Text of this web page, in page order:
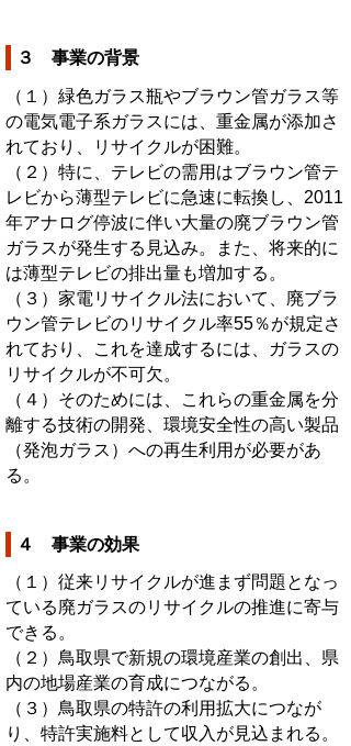
３ 事業の背景
（１）緑色ガラス瓶やブラウン管ガラス等
の電気電子系ガラスには、重金属が添加さ
れており、リサイクルが困難。
（２）特に、テレビの需用はブラウン管テ
レビから薄型テレビに急速に転換し、2011
年アナログ停波に伴い大量の廃ブラウン管
ガラスが発生する見込み。また、将来的に
は薄型テレビの排出量も増加する。
（３）家電リサイクル法において、廃ブラ
ウン管テレビのリサイクル率55％が規定さ
れており、これを達成するには、ガラスの
リサイクルが不可欠。
（４）そのためには、これらの重金属を分
離する技術の開発、環境安全性の高い製品
（発泡ガラス）への再生利用が必要があ
る。
４ 事業の効果
（１）従来リサイクルが進まず問題となっ
ている廃ガラスのリサイクルの推進に寄与
できる。
（２）鳥取県で新規の環境産業の創出、県
内の地場産業の育成につながる。
（３）鳥取県の特許の利用拡大につなが
り、特許実施料として収入が見込まれる。